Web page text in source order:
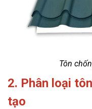
Tôn
2. Phân loại
tạo